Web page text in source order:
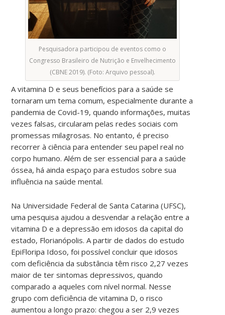
Pesquisadora participou de eventos como o
Congresso Brasileiro de Nutrição e Envelhecimento
(CBNE 2019). (Foto: Arquivo pessoal).
A vitamina D e seus benefícios para a saúde se
tornaram um tema comum, especialmente durante a
pandemia de Covid-19, quando informações, muitas
vezes falsas, circularam pelas redes sociais com
promessas milagrosas. No entanto, é preciso
recorrer à ciência para entender seu papel real no
corpo humano. Além de ser essencial para a saúde
óssea, há ainda espaço para estudos sobre sua
influência na saúde mental.
Na Universidade Federal de Santa Catarina (UFSC),
uma pesquisa ajudou a desvendar a relação entre a
vitamina D e a depressão em idosos da capital do
estado, Florianópolis. A partir de dados do estudo
EpiFloripa Idoso, foi possível concluir que idosos
com deficiência da substância têm risco 2,27 vezes
maior de ter sintomas depressivos, quando
comparado a aqueles com nível normal. Nesse
grupo com deficiência de vitamina D, o risco
aumentou a longo prazo: chegou a ser 2,9 vezes